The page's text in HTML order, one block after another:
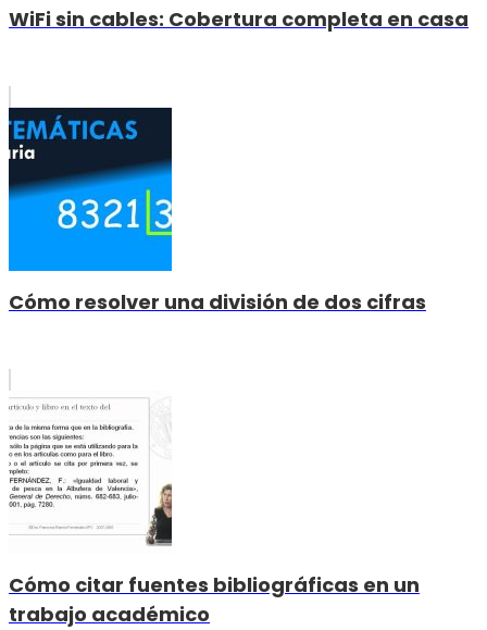
WiFi sin cables: Cobertura completa en casa
Cómo resolver una división de dos cifras
Cómo citar fuentes bibliográficas en un
trabajo académico